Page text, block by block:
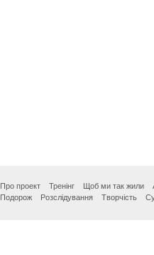
Про проект Тренінг Щоб ми так жили
Подорож
Розслідування Творчість